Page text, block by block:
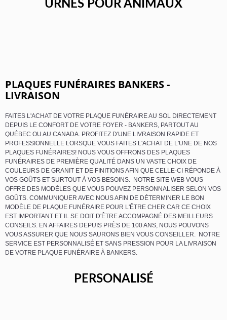
URNES POUR ANIMAUX
PLAQUES FUNÉRAIRES BANKERS -
LIVRAISON
FAITES L'ACHAT DE VOTRE PLAQUE FUNÉRAIRE AU SOL DIRECTEMENT
DEPUIS LE CONFORT DE VOTRE FOYER - BANKERS, PARTOUT AU
QUÉBEC OU AU CANADA. PROFITEZ D'UNE LIVRAISON RAPIDE ET
PROFESSIONNELLE LORSQUE VOUS FAITES L'ACHAT DE L'UNE DE NOS
PLAQUES FUNÉRAIRES! NOUS VOUS OFFRONS DES PLAQUES
FUNÉRAIRES DE PREMIÈRE QUALITÉ DANS UN VASTE CHOIX DE
COULEURS DE GRANIT ET DE FINITIONS AFIN QUE CELLE-CI RÉPONDE À
VOS GOÛTS ET SURTOUT À VOS BESOINS. NOTRE SITE WEB VOUS
OFFRE DES MODÈLES QUE VOUS POUVEZ PERSONNALISER SELON VOS
GOÛTS. COMMUNIQUER AVEC NOUS AFIN DE DÉTERMINER LE BON
MODÈLE DE PLAQUE FUNÉRAIRE POUR L'ÊTRE CHER CAR CE CHOIX
EST IMPORTANT ET IL SE DOIT D'ÊTRE ACCOMPAGNÉ DES MEILLEURS
CONSEILS. EN AFFAIRES DEPUIS PRÈS DE 100 ANS, NOUS POUVONS
VOUS ASSURER QUE NOUS SAURONS BIEN VOUS CONSEILLER. NOTRE
SERVICE EST PERSONNALISÉ ET SANS PRESSION POUR LA LIVRAISON
DE VOTRE PLAQUE FUNÉRAIRE À BANKERS.
PERSONALISÉ